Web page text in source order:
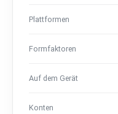
Plattformen
Formfaktoren
Auf dem Gerät
Konten